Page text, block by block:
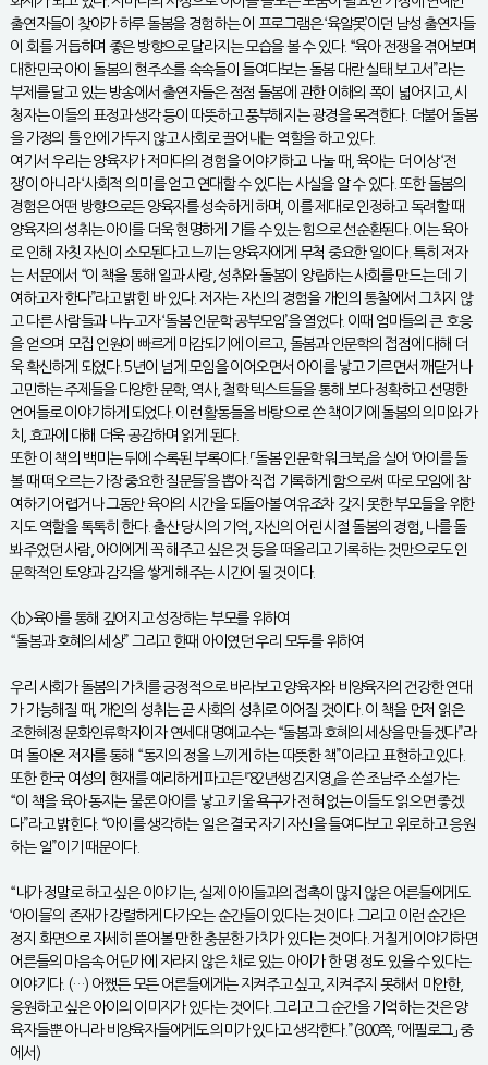
출연자들이 찾아가 하루 돌봄을 경험하는 이 프로그램은 ‘육알못’이던 남성 출연자들
이 회를 거듭하며 좋은 방향으로 달라지는 모습을 볼 수 있다. “육아 전쟁을 겪어보며
대한민국 아이 돌봄의 현주소를 속속들이 들여다보는 돌봄 대란 실태 보고서”라는
부제를 달고 있는 방송에서 출연자들은 점점 돌봄에 관한 이해의 폭이 넓어지고, 시
청자는 이들의 표정과 생각 등이 따뜻하고 풍부해지는 광경을 목격한다. 더불어 돌봄
을 가정의 틀 안에 가두지 않고 사회로 끌어내는 역할을 하고 있다.
여기서 우리는 양육자가 저마다의 경험을 이야기하고 나눌 때, 육아는 더 이상 ‘전
쟁’이 아니라 ‘사회적 의미’를 얻고 연대할 수 있다는 사실을 알 수 있다. 또한 돌봄의
경험은 어떤 방향으로든 양육자를 성숙하게 하며, 이를 제대로 인정하고 독려할 때
양육자의 성취는 아이를 더욱 현명하게 기를 수 있는 힘으로 선순환된다. 이는 육아
로 인해 자칫 자신이 소모된다고 느끼는 양육자에게 무척 중요한 일이다. 특히 저자
는 서문에서 “이 책을 통해 일과 사랑, 성취와 돌봄이 양립하는 사회를 만드는 데 기
여하고자 한다”라고 밝힌 바 있다. 저자는 자신의 경험을 개인의 통찰에서 그치지 않
고 다른 사람들과 나누고자 ‘돌봄 인문학 공부모임’을 열었다. 이때 엄마들의 큰 호응
을 얻으며 모집 인원이 빠르게 마감되기에 이르고, 돌봄과 인문학의 접점에 대해 더
욱 확신하게 되었다. 5년이 넘게 모임을 이어오면서 아이를 낳고 기르면서 깨닫거나
고민하는 주제들을 다양한 문학, 역사, 철학 텍스트들을 통해 보다 정확하고 선명한
언어들로 이야기하게 되었다. 이런 활동들을 바탕으로 쓴 책이기에 돌봄의 의미와 가
치, 효과에 대해 더욱 공감하며 읽게 된다.
또한 이 책의 백미는 뒤에 수록된 부록이다. 「돌봄 인문학 워크북」을 실어 ‘아이를 돌
볼 때 떠오르는 가장 중요한 질문들’을 뽑아 직접 기록하게 함으로써 따로 모임에 참
여하기 어렵거나 그동안 육아의 시간을 되돌아볼 여유조차 갖지 못한 부모들을 위한
지도 역할을 톡톡히 한다. 출산 당시의 기억, 자신의 어린 시절 돌봄의 경험, 나를 돌
봐주었던 사람, 아이에게 꼭 해주고 싶은 것 등을 떠올리고 기록하는 것만으로도 인
문학적인 토양과 감각을 쌓게 해주는 시간이 될 것이다.
<b>육아를 통해 깊어지고 성장하는 부모를 위하여
“돌봄과 호혜의 세상” 그리고 한때 아이였던 우리 모두를 위하여
우리 사회가 돌봄의 가치를 긍정적으로 바라보고 양육자와 비양육자의 건강한 연대
가 가능해질 때, 개인의 성취는 곧 사회의 성취로 이어질 것이다. 이 책을 먼저 읽은
조한혜정 문화인류학자이자 연세대 명예교수는 “돌봄과 호혜의 세상을 만들겠다”라
며 돌아온 저자를 통해 “동지의 정을 느끼게 하는 따뜻한 책”이라고 표현하고 있다.
또한 한국 여성의 현재를 예리하게 파고든 『82년생 김지영』을 쓴 조남주 소설가는
“이 책을 육아 동지는 물론 아이를 낳고 키울 욕구가 전혀 없는 이들도 읽으면 좋겠
다”라고 밝힌다. “아이를 생각하는 일은 결국 자기 자신을 들여다보고 위로하고 응원
하는 일”이기 때문이다.
“내가 정말로 하고 싶은 이야기는, 실제 아이들과의 접촉이 많지 않은 어른들에게도
‘아이들’의 존재가 강렬하게 다가오는 순간들이 있다는 것이다. 그리고 이런 순간은
정지 화면으로 자세히 뜯어볼 만한 충분한 가치가 있다는 것이다. 거칠게 이야기하면
어른들의 마음속 어딘가에 자라지 않은 채로 있는 아이가 한 명 정도 있을 수 있다는
이야기다. (…) 어쨌든 모든 어른들에게는 지켜주고 싶고, 지켜주지 못해서 미안한,
응원하고 싶은 아이의 이미지가 있다는 것이다. 그리고 그 순간을 기억하는 것은 양
육자들뿐 아니라 비양육자들에게도 의미가 있다고 생각한다.”(300쪽, 「에필로그」 중
에서)